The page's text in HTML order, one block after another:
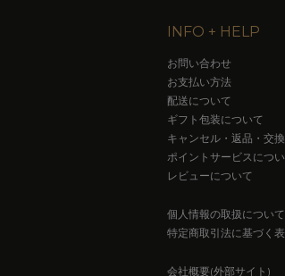
INFO + HELP
お問い合わせ
お支払い方法
配送について
ギフト包装について
キャンセル・返品・交
ポイントサービスにつ
レビューについて
個人情報の取扱について
特定商取引法に基づく
会社概要(外部サイト)